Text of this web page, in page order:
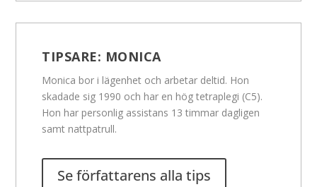
TIPSARE: MONICA
Monica bor i lägenhet och arbetar deltid. Hon
skadade sig 1990 och har en hög tetraplegi (C5).
Hon har personlig assistans 13 timmar dagligen
samt nattpatrull.
Se författarens alla tips